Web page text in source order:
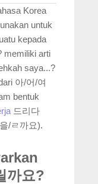
Korea
untuk
kepada
memiliki arti
saya...?
아/어/여
bentuk
드리다
/ㄹ까요).
까요?